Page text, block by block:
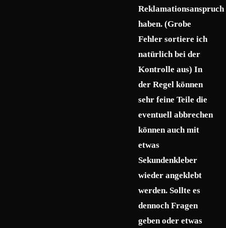
Reklamationsanspruch
haben. (Grobe
Fehler sortiere ich
natürlich bei der
Kontrolle aus) In
der Regel können
sehr feine Teile die
eventuell abbrechen
können auch mit
etwas
Sekundenkleber
wieder angeklebt
werden. Sollte es
dennoch Fragen
geben oder etwas